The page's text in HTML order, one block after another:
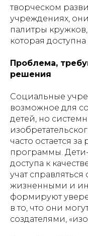
творческом
учреждениях,
палитры
которая
Проблема,
решения
Социальные
возможное для
детей, но
часто остается
программы.
доступа к
учат
жизненными и
формируют
в то, что они
создателями,